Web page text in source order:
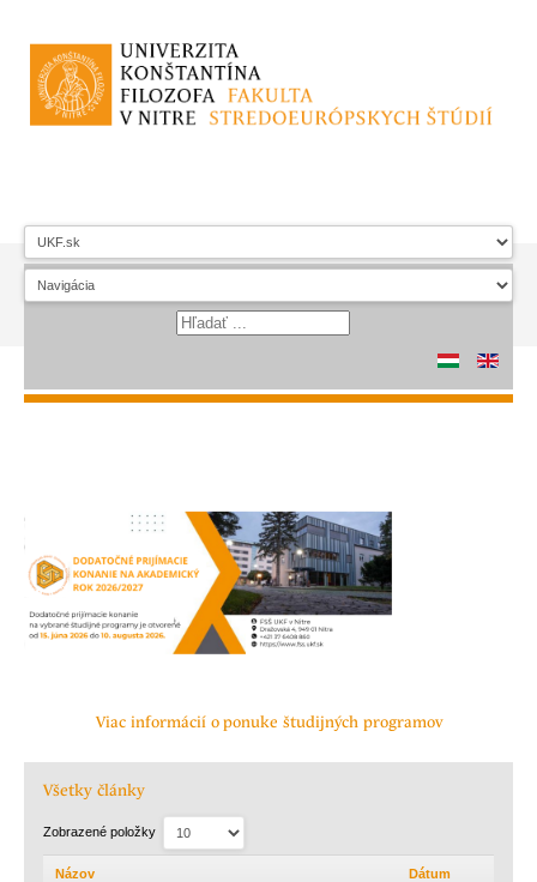
Viac informácií o ponuke študijných programov
Všetky články
Zobrazené položky
Názov
Dátum